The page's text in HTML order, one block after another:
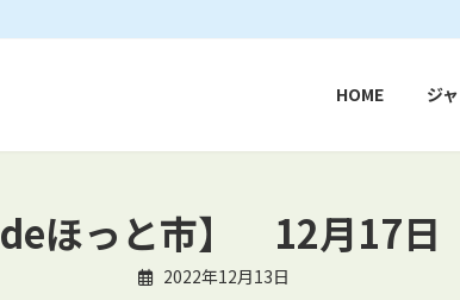
HOME ジ
ほっと市】 12月17日
2022年12月13日